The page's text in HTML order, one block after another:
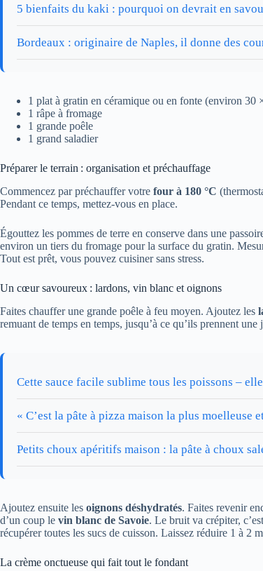
5 bienfaits du kaki : pourquoi on devrait en
Bordeaux : originaire de Naples, il donne des
1 plat à gratin en céramique ou en fonte (environ 30
1 râpe à fromage
1 grande poêle
1 grand saladier
Préparer le terrain : organisation et préchauffage
Commencez par préchauffer votre four à 180 °C
Pendant ce temps, mettez-vous en place.
Égouttez les pommes de terre en conserve dans une
environ un tiers du fromage pour la surface du gratin.
Tout est prêt, vous pouvez cuisiner sans stress.
Un cœur savoureux : lardons, vin blanc et oignons
Faites chauffer une grande poêle à feu moyen. Ajoutez les
remuant de temps en temps, jusqu’à ce qu’ils prennent une
Cette sauce facile sublime tous les poissons –
« C’est la pâte à pizza maison la plus moelleuse
Petits choux apéritifs maison : la pâte à choux
Ajoutez ensuite les oignons déshydratés. Faites revenir
d’un coup le vin blanc de Savoie. Le bruit va crépiter,
récupérer toutes les sucs de cuisson. Laissez réduire 1 à 2
La crème onctueuse qui fait tout le fondant